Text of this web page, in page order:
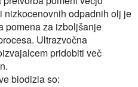
nizkocenovnih odpadnih olj je
pomena za izboljšanje
Ultrazvočna
pridobiti več
biodizla so: